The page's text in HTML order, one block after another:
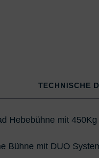
TECHNISCHE
Hebebühne mit 450Kg
Bühne mit DUO